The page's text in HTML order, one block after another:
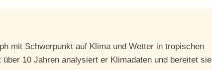
mit Schwerpunkt auf Klima und Wetter in tropischen
10 Jahren analysiert er Klimadaten und bereitet sie